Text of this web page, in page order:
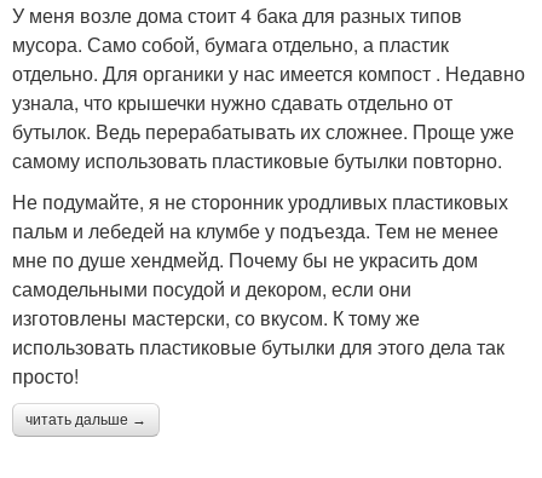
У меня возле дома стоит 4 бака для разных типов
мусора. Само собой, бумага отдельно, а пластик
отдельно. Для органики у нас имеется компост . Недавно
узнала, что крышечки нужно сдавать отдельно от
бутылок. Ведь перерабатывать их сложнее. Проще уже
самому использовать пластиковые бутылки повторно.
Не подумайте, я не сторонник уродливых пластиковых
пальм и лебедей на клумбе у подъезда. Тем не менее
мне по душе хендмейд. Почему бы не украсить дом
самодельными посудой и декором, если они
изготовлены мастерски, со вкусом. К тому же
использовать пластиковые бутылки для этого дела так
просто!
читать дальше →